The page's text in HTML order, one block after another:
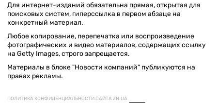
Для интернет-изданий обязательна прямая, открытая для
поисковых систем, гиперссылка в первом абзаце на
конкретный материал.
Любое копирование, перепечатка или воспроизведение
фотографических и видео материалов, содержащих ссылку
на Getty Images, строго запрещается.
Материалы в блоке "Новости компаний" публикуются на
правах рекламы.
ПОЛИТИКА КОНФИДЕНЦИАЛЬНОСТИ САЙТА ZN.UA